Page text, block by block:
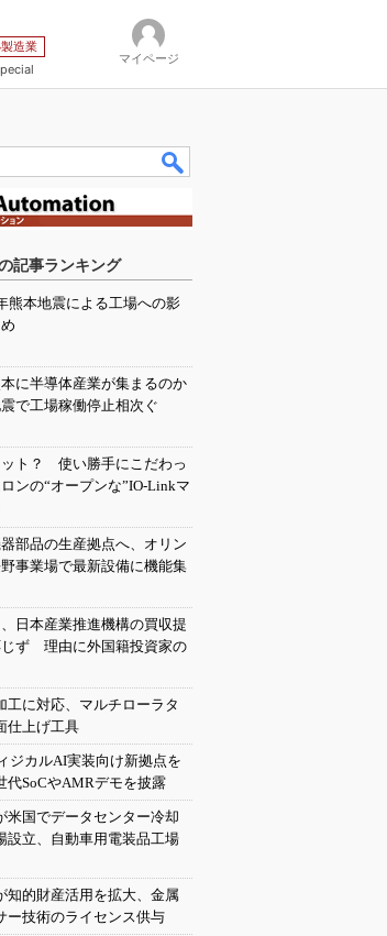
造業
マイページ
記事ランキング
熊本地震による工場への影
に半導体産業が集まるのか
で工場稼働停止相次ぐ
ト？ 使い勝手にこだわっ
ンの“オープンな”IO-Linkマ
部品の生産拠点へ、オリン
事業場で最新設備に機能集
日本産業推進機構の買収提
ず 理由に外国籍投資家の
工に対応、マルチローラタ
仕上げ工具
ジカルAI実装向け新拠点を
代SoCやAMRデモを披露
米国でデータセンター冷却
設立、自動車用電装品工場
知的財産活用を拡大、金属
ー技術のライセンス供与